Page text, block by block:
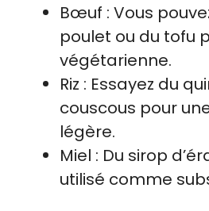
Bœuf : Vous
poulet ou du tofu
végétarienne.
Riz : Essayez du
couscous pour
légère.
Miel : Du sirop
utilisé comme